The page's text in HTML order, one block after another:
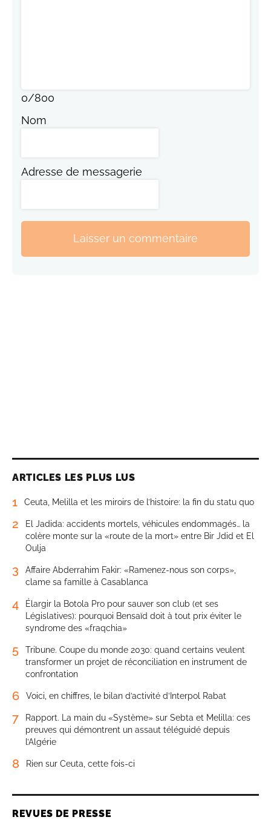
0/800
Nom
Adresse de messagerie
Laisser un commentaire
ARTICLES LES PLUS LUS
1 Ceuta, Melilla et les miroirs de l’histoire: la fin du statu quo
2
El Jadida: accidents mortels, véhicules endommagés… la
colère monte sur la «route de la mort» entre Bir Jdid et El
Oulja
3
Affaire Abderrahim Fakir: «Ramenez-nous son corps»,
clame sa famille à Casablanca
4
Élargir la Botola Pro pour sauver son club (et ses
Législatives): pourquoi Bensaïd doit à tout prix éviter le
syndrome des «fraqchia»
5
Tribune. Coupe du monde 2030: quand certains veulent
transformer un projet de réconciliation en instrument de
confrontation
6 Voici, en chiffres, le bilan d’activité d’Interpol Rabat
7
Rapport. La main du «Système» sur Sebta et Melilla: ces
preuves qui démontrent un assaut téléguidé depuis
l’Algérie
8 Rien sur Ceuta, cette fois-ci
REVUES DE PRESSE